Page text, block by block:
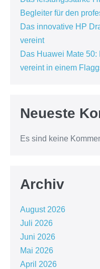
Begleiter für den
Das innovative HP
vereint
Das Huawei Mate
vereint in einem
Neueste
Es sind keine
Archiv
August 2026
Juli 2026
Juni 2026
Mai 2026
April 2026